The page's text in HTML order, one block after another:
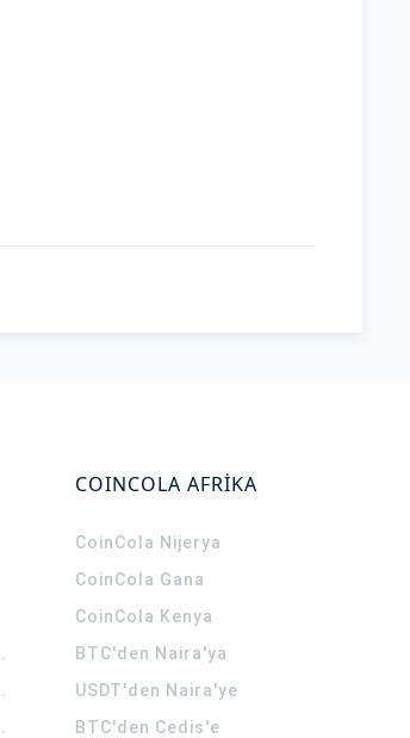
COINCOLA AFRİKA
CoinCola Nijerya
CoinCola Gana
CoinCola Kenya
BTC'den Naira'ya
USDT'den Naira'ye
BTC'den Cedis'e